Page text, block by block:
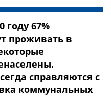
году 67%
проживать в
справляются с
коммунальных